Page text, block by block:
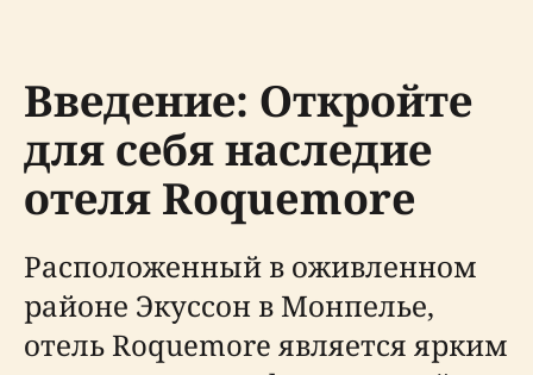
Введение: Откройте
для себя наследие
отеля Roquemore
Расположенный в оживленном
районе Экуссон в Монпелье,
отель Roquemore является ярким